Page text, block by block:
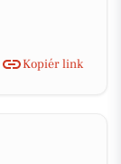
Kopiér link